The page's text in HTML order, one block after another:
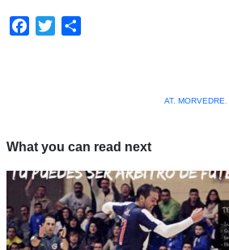
Facebook
Twitter
AT. MORVEDRE
What you can read next